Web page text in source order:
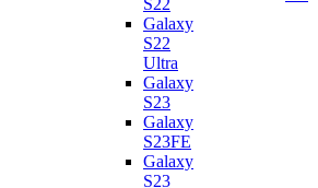
S22
Galaxy
S22
Ultra
Galaxy
S23
Galaxy
S23FE
Galaxy
S23